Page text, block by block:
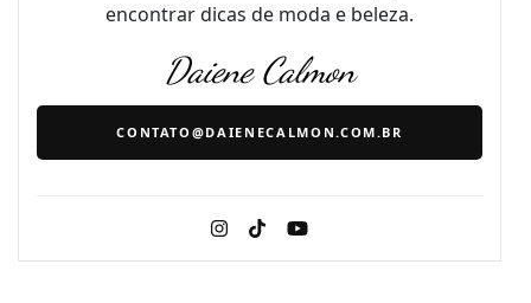
encontrar dicas de moda e beleza.
Daiene Calmon
CONTATO@DAIENECALMON.COM.BR